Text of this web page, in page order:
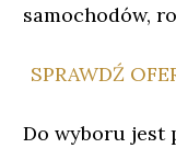
samochodów,
SPRAWDŹ
Do wyboru jest